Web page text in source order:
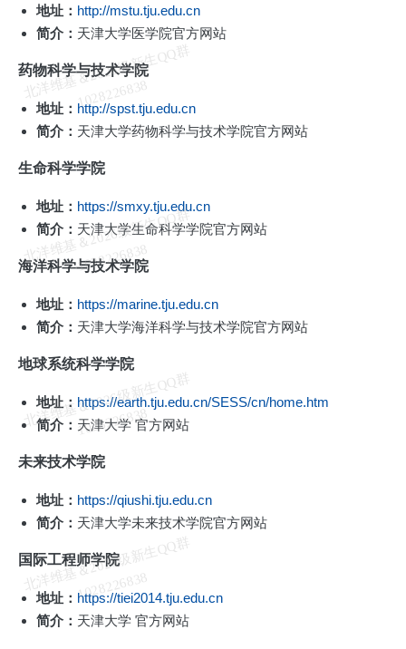
地址： http://mstu.tju.edu.cn
简介： 天津大学医学院官方网站
药物科学与技术学院
地址： http://spst.tju.edu.cn
简介： 天津大学药物科学与技术学院官方网站
生命科学学院
地址： https://smxy.tju.edu.cn
简介： 天津大学生命科学学院官方网站
海洋科学与技术学院
地址： https://marine.tju.edu.cn
简介： 天津大学海洋科学与技术学院官方网站
地球系统科学学院
地址： https://earth.tju.edu.cn/SESS/cn/home.htm
简介： 天津大学 官方网站
未来技术学院
地址： https://qiushi.tju.edu.cn
简介： 天津大学未来技术学院官方网站
国际工程师学院
地址： https://tiei2014.tju.edu.cn
简介： 天津大学 官方网站
北
洋
维
基
＆
2
0
2
6
级
新
生
Q
Q
群
1
0
2
8
2
2
6
8
3
8
北
洋
维
基
＆
2
0
2
6
级
新
生
Q
Q
群
1
0
2
8
2
2
6
8
3
8
北
洋
维
基
＆
2
0
2
6
级
新
生
Q
Q
群
1
0
2
8
2
2
6
8
3
8
北
洋
维
基
＆
2
0
2
6
级
新
生
Q
Q
群
1
0
2
8
2
2
6
8
3
8